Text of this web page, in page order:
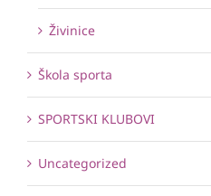
Živinice
Škola sporta
SPORTSKI KLUBOVI
Uncategorized